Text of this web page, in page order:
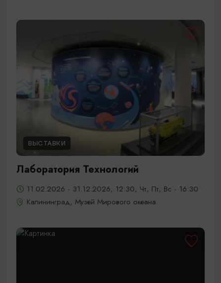
ВЫСТАВКИ
Лаборатория Технологий
11.02.2026 - 31.12.2026, 12:30, Чт, Пт, Вс - 16:30
Калининград, Музей Мирового океана